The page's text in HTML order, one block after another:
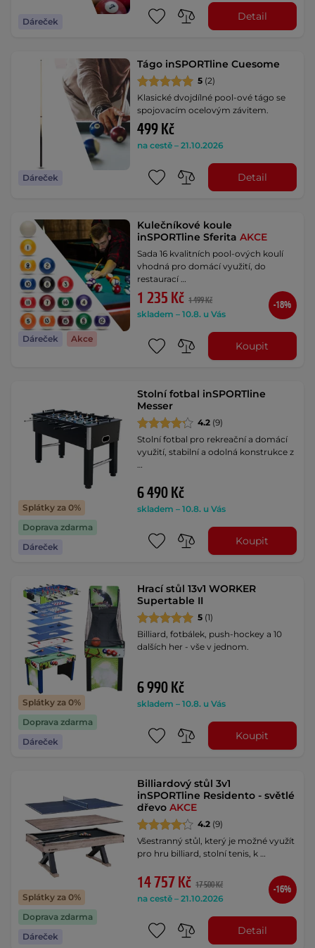
Dáreček Detail
Dáreček
Tágo inSPORTline Cuesome
5 (2)
Klasické dvojdílné pool-ové tágo se
spojovacím ocelovým závitem.
499 Kč
na cestě – 21.10.2026
Detail
Dáreček Akce
Kulečníkové koule
inSPORTline SferitaAKCE
Sada 16 kvalitních pool-ových koulí
vhodná pro domácí využití, do
restaurací …
1 235 Kč 1 499 Kč
skladem – 10.8. u Vás
-18%
Koupit
Splátky za 0%
Doprava zdarma
Dáreček
Stolní fotbal inSPORTline
Messer
4.2 (9)
Stolní fotbal pro rekreační a domácí
využití, stabilní a odolná konstrukce z
…
6 490 Kč
skladem – 10.8. u Vás
Koupit
Splátky za 0%
Doprava zdarma
Dáreček
Hrací stůl 13v1 WORKER
Supertable II
5 (1)
Billiard, fotbálek, push-hockey a 10
dalších her - vše v jednom.
6 990 Kč
skladem – 10.8. u Vás
Koupit
Splátky za 0%
Doprava zdarma
Dáreček
Billiardový stůl 3v1
inSPORTline Residento - světlé
dřevoAKCE
4.2 (9)
Všestranný stůl, který je možné využít
pro hru billiard, stolní tenis, k …
14 757 Kč 17 500 Kč
na cestě – 21.10.2026
-16%
Detail